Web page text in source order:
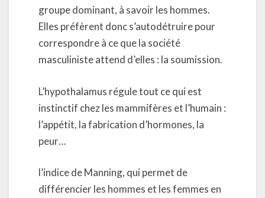
groupe dominant, à savoir les hommes.
Elles préfèrent donc s’autodétruire pour
correspondre à ce que la société
masculiniste attend d’elles : la soumission.
L’hypothalamus régule tout ce qui est
instinctif chez les mammifères et l’humain :
l’appétit, la fabrication d’hormones, la
peur…
l’indice de Manning, qui permet de
différencier les hommes et les femmes en